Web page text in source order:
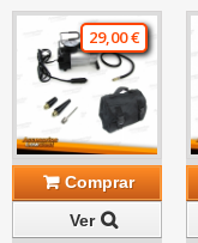
29,00 €
Comprar
Ver